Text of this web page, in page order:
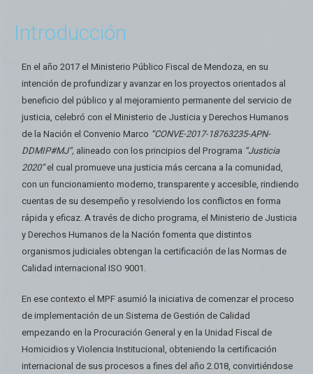
Introducción
En el año 2017 el Ministerio Público Fiscal de Mendoza, en su
intención de profundizar y avanzar en los proyectos orientados al
beneficio del público y al mejoramiento permanente del servicio de
justicia, celebró con el Ministerio de Justicia y Derechos Humanos
de la Nación el Convenio Marco “CONVE-2017-18763235-APN-
DDMIP#MJ”, alineado con los principios del Programa “Justicia
2020”el cual promueve una justicia más cercana a la comunidad,
con un funcionamiento moderno, transparente y accesible, rindiendo
cuentas de su desempeño y resolviendo los conflictos en forma
rápida y eficaz. A través de dicho programa, el Ministerio de Justicia
y Derechos Humanos de la Nación fomenta que distintos
organismos judiciales obtengan la certificación de las Normas de
Calidad internacional ISO 9001.
En ese contexto el MPF asumió la iniciativa de comenzar el proceso
de implementación de un Sistema de Gestión de Calidad
empezando en la Procuración General y en la Unidad Fiscal de
Homicidios y Violencia Institucional, obteniendo la certificación
internacional de sus procesos a fines del año 2.018, convirtiéndose